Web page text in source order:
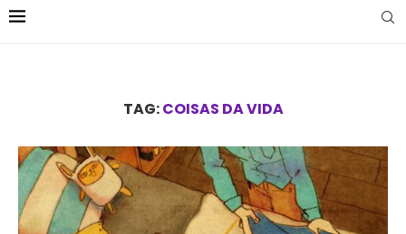
TAG:COISAS DA VIDA